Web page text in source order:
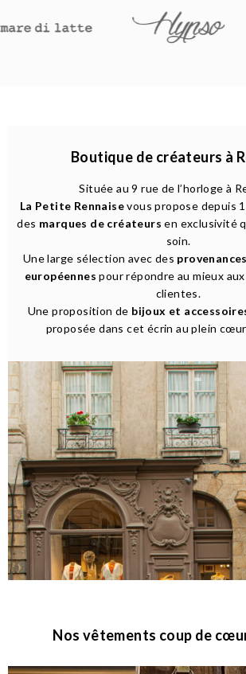
Boutique de créateurs à
Située au 9 rue de l’horloge à
La Petite Rennaisevous propose depuis
des marques de créateurs en exclusivité
soin.
Une large sélection avec des
européennes pour répondre au mieux
clientes.
Une proposition de bijoux et
proposée dans cet écrin au plein
Nos vêtements coup de